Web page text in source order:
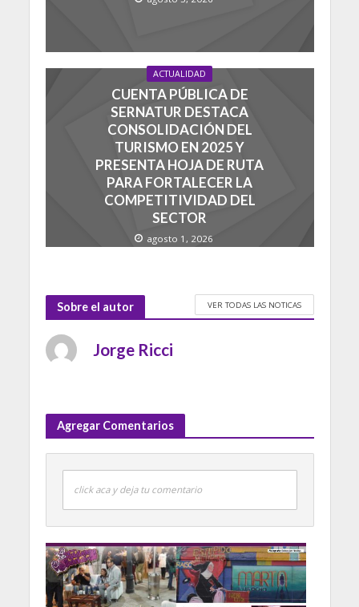
ACTUALIDAD
CUENTA PÚBLICA DE
SERNATUR DESTACA
CONSOLIDACIÓN DEL
TURISMO EN 2025 Y
PRESENTA HOJA DE RUTA
PARA FORTALECER LA
COMPETITIVIDAD DEL
SECTOR
agosto 1, 2026
Sobre el autor VER TODAS LAS NOTICAS
Jorge Ricci
Agregar Comentarios
click aca y deja tu comentario